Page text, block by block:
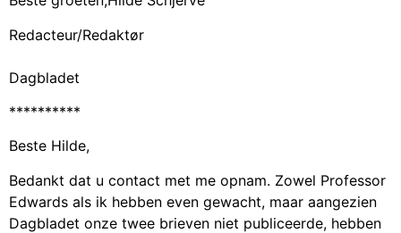
Redacteur/Redaktør
Dagbladet
**********
Beste Hilde,
Bedankt dat u contact met me opnam. Zowel Professor
Edwards als ik hebben even gewacht, maar aangezien
Dagbladet onze twee brieven niet publiceerde, hebben